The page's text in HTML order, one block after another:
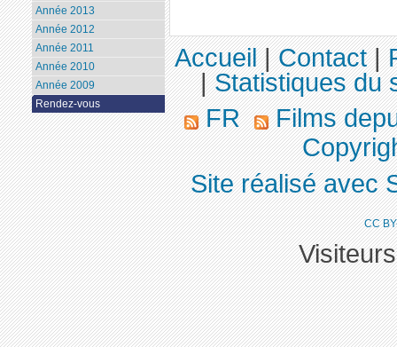
Année 2013
Année 2012
Année 2011
Année 2010
Année 2009
Rendez-vous
Accueil|Contact|
|Statistiques du
FR
Films
Site réalisé avec
CC